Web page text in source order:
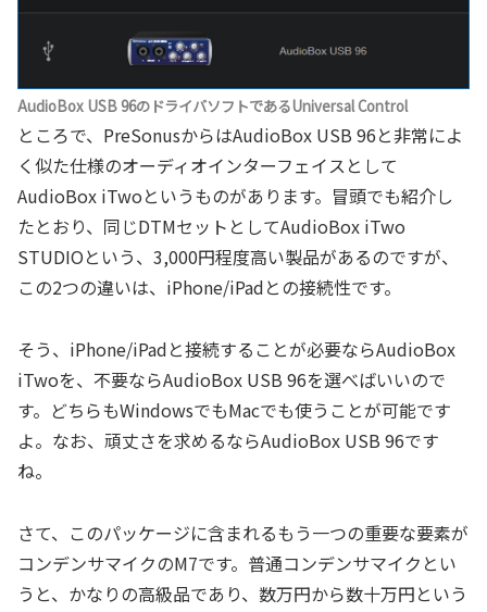
AudioBox USB 96のドライバソフトであるUniversal Control
ところで、PreSonusからはAudioBox USB 96と非常によ
く似た仕様のオーディオインターフェイスとして
AudioBox iTwoというものがあります。冒頭でも紹介し
たとおり、同じDTMセットとしてAudioBox iTwo
STUDIOという、3,000円程度高い製品があるのですが、
この2つの違いは、iPhone/iPadとの接続性です。
そう、iPhone/iPadと接続することが必要ならAudioBox
iTwoを、不要ならAudioBox USB 96を選べばいいので
す。どちらもWindowsでもMacでも使うことが可能です
よ。なお、頑丈さを求めるならAudioBox USB 96です
ね。
さて、このパッケージに含まれるもう一つの重要な要素が
コンデンサマイクのM7です。普通コンデンサマイクとい
うと、かなりの高級品であり、数万円から数十万円という